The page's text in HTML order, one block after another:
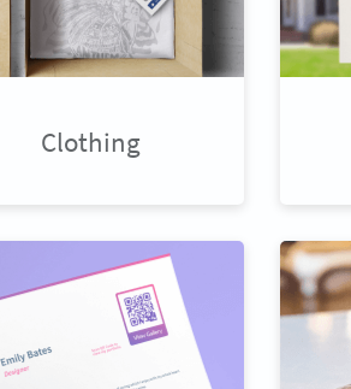
Clothing